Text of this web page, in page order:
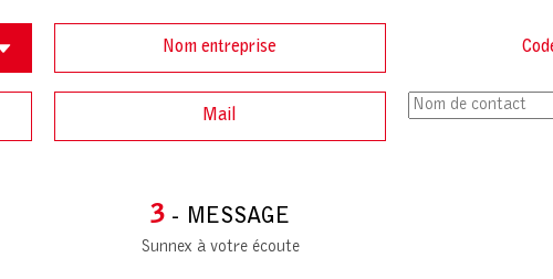
3- MESSAGE
Sunnex à votre écoute